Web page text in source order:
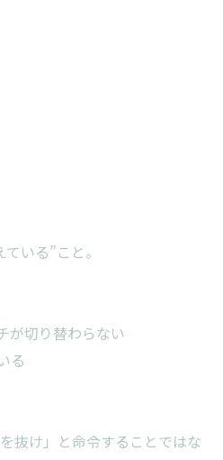
いる”こと。
が切り替わらない
る
抜け」と命令することではな